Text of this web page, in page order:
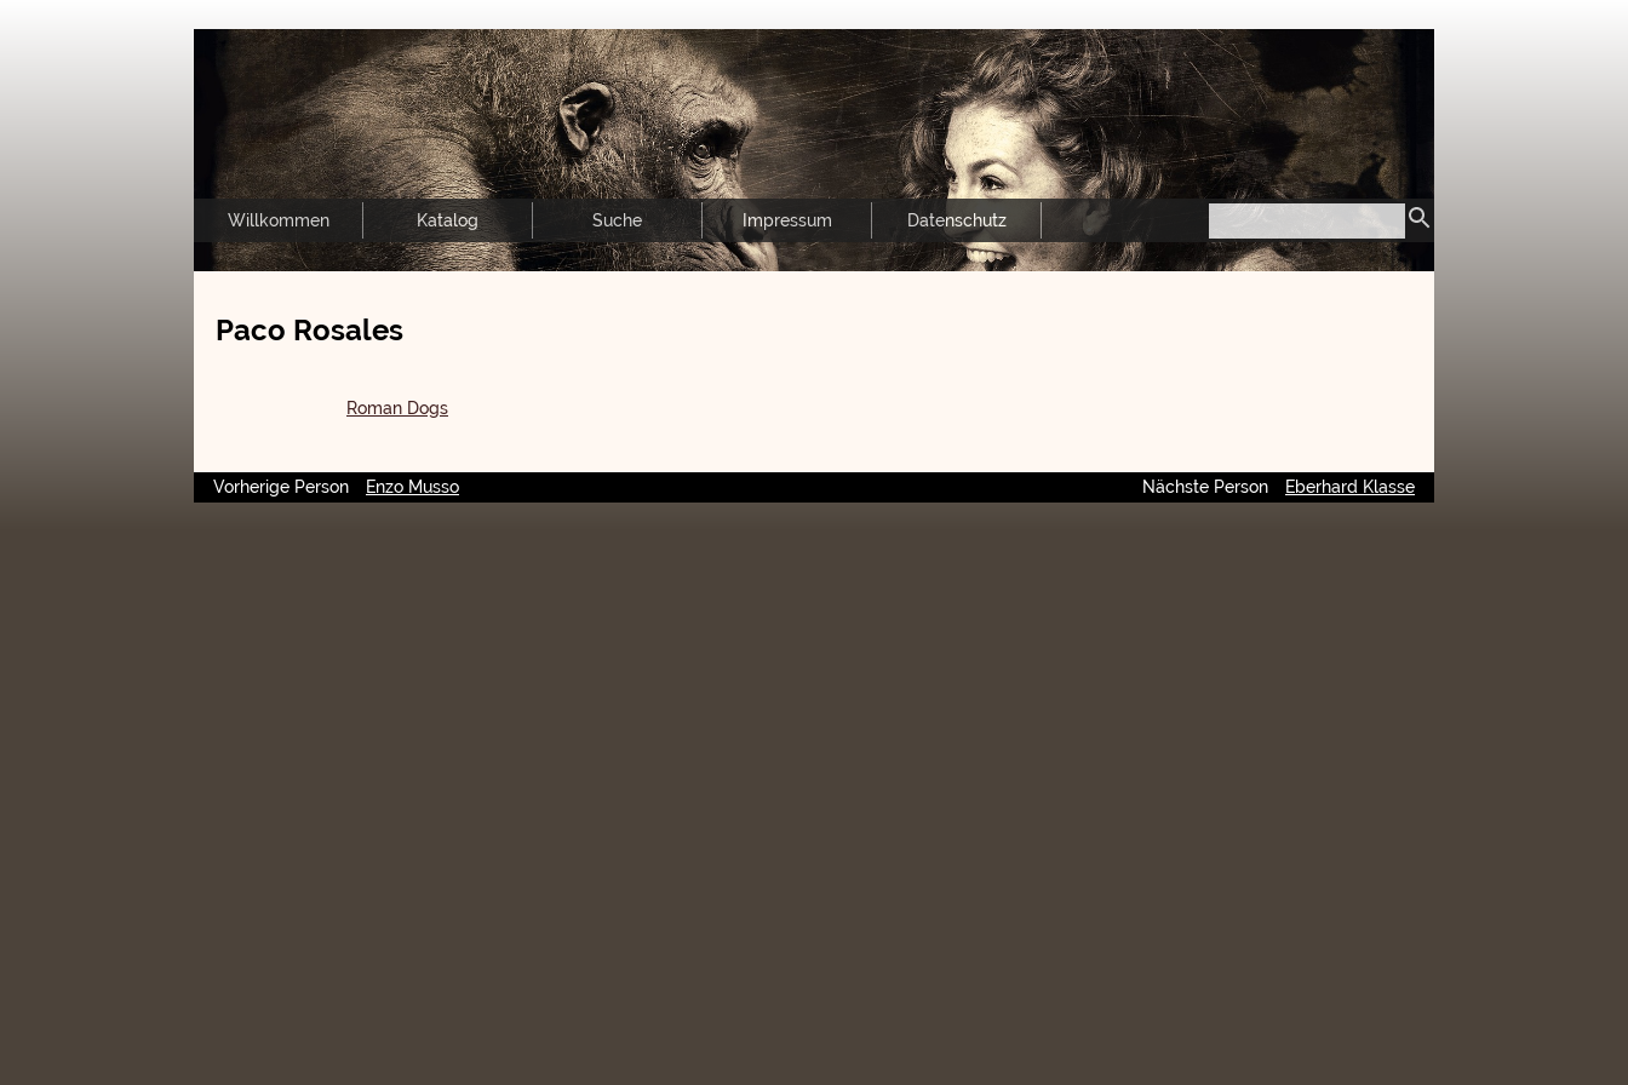
Willkommen Katalog Suche Impressum Datenschutz
Paco Rosales
Roman Dogs
Vorherige Person Enzo Musso Nächste Person Eberhard Klasse